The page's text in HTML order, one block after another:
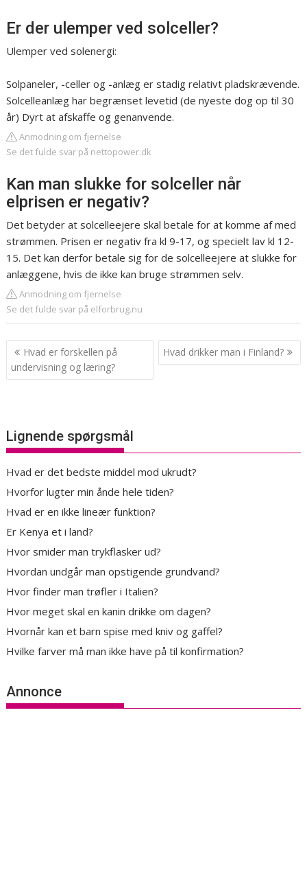
Er der ulemper ved solceller?
Ulemper ved solenergi:
Solpaneler, -celler og -anlæg er stadig relativt pladskrævende.
Solcelleanlæg har begrænset levetid (de nyeste dog op til 30
år) Dyrt at afskaffe og genanvende.
Anmodning om fjernelse
Se det fulde svar på nettopower.dk
Kan man slukke for solceller når
elprisen er negativ?
Det betyder at solcelleejere skal betale for at komme af med
strømmen. Prisen er negativ fra kl 9-17, og specielt lav kl 12-
15. Det kan derfor betale sig for de solcelleejere at slukke for
anlæggene, hvis de ikke kan bruge strømmen selv.
Anmodning om fjernelse
Se det fulde svar på elforbrug.nu
Indlægsnavigation
Hvad er forskellen på
undervisning og læring?
Hvad drikker man i Finland?
Lignende spørgsmål
Hvad er det bedste middel mod ukrudt?
Hvorfor lugter min ånde hele tiden?
Hvad er en ikke lineær funktion?
Er Kenya et i land?
Hvor smider man trykflasker ud?
Hvordan undgår man opstigende grundvand?
Hvor finder man trøfler i Italien?
Hvor meget skal en kanin drikke om dagen?
Hvornår kan et barn spise med kniv og gaffel?
Hvilke farver må man ikke have på til konfirmation?
Annonce